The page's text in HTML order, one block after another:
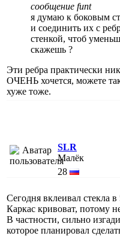
сообщение funt
я думаю к боковым
и соединить их с
стенкой, чтоб
скажешь ?
Эти ребра практически
ОЧЕНЬ хочется, можете
хуже тоже.
SLR
Малёк
28
Сегодня вклеивал стекла
Каркас кривоват, потому
В частности, сильно
которое планировал